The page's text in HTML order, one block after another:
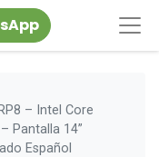
– Intel Core
Pantalla 14”
Español